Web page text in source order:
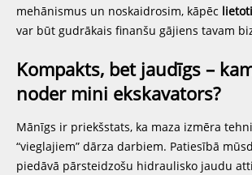
mehānismus un noskaidrosim, kāpēc
var būt gudrākais finanšu gājiens tavam
Kompakts, bet jaudīgs –
noder mini ekskavators?
Mānīgs ir priekšstats, ka maza izmēra
“vieglajiem” dārza darbiem. Patiesībā
piedāvā pārsteidzošu hidraulisko jaudu